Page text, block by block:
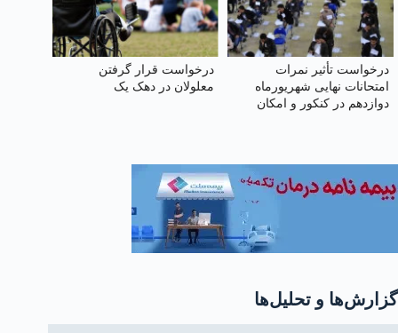
درخواست تأثیر نمرات
امتحانات نهایی شهریورماه
دوازدهم در کنکور و امکان
درخواست قرار گرفتن
معلولان در دهک یک
گزارش‌ها و تحلیل‌ها